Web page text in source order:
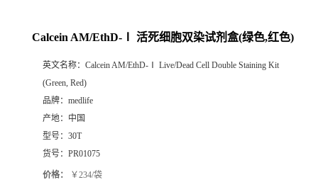
Calcein AM/EthD-Ⅰ 活死细胞双染试剂盒(绿色,红色)
英文名称： Calcein AM/EthD-Ⅰ Live/Dead Cell Double Staining Kit
(Green, Red)
品牌： medlife
产地： 中国
型号： 30T
货号： PR01075
价格： ￥234/袋